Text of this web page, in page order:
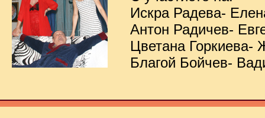
Искра Радева-
Антон Радичев-
Цветана Горкиева-
Благой Бойчев-